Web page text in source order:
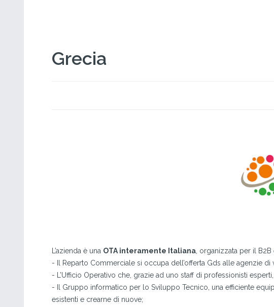
Grecia
L’azienda è una OTA interamente Italiana , organizzata per il
- Il Reparto Commerciale si occupa dell’offerta Gds alle agenzie
- L’Ufficio Operativo che, grazie ad uno staff di professionisti
- Il Gruppo informatico per lo Sviluppo Tecnico, una efficiente
esistenti e crearne di nuove;